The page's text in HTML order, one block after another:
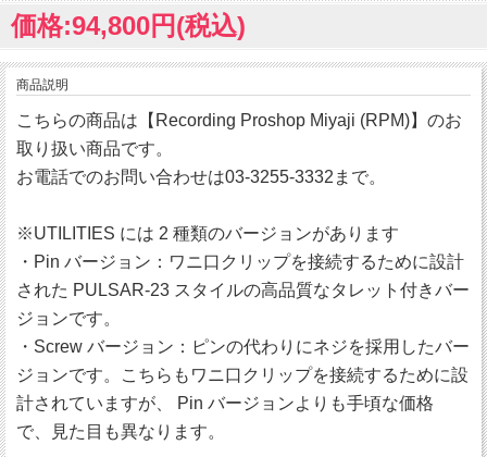
価格:94,800円(税込)
商品説明
こちらの商品は【Recording Proshop Miyaji (RPM)】のお
取り扱い商品です。
お電話でのお問い合わせは03-3255-3332まで。
※UTILITIES には 2 種類のバージョンがあります
・Pin バージョン：ワニ口クリップを接続するために設計
された PULSAR-23 スタイルの高品質なタレット付きバー
ジョンです。
・Screw バージョン：ピンの代わりにネジを採用したバー
ジョンです。こちらもワニ口クリップを接続するために設
計されていますが、 Pin バージョンよりも手頃な価格
で、見た目も異なります。